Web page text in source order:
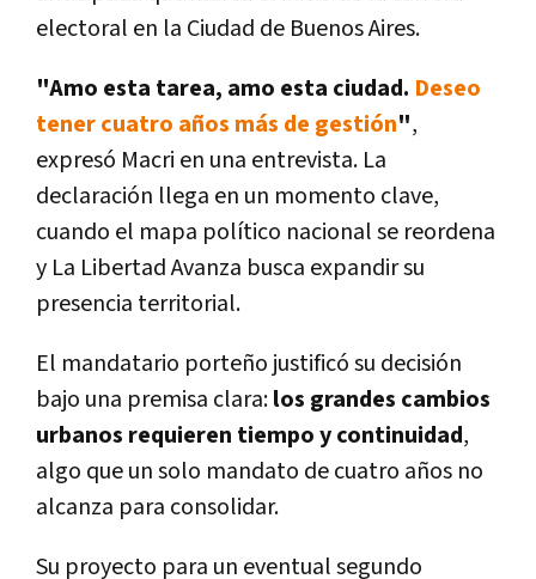
electoral en la Ciudad de Buenos Aires.
"Amo esta tarea, amo esta ciudad. Deseo
tener cuatro años más de gestión",
expresó Macri en una entrevista. La
declaración llega en un momento clave,
cuando el mapa político nacional se reordena
y La Libertad Avanza busca expandir su
presencia territorial.
El mandatario porteño justificó su decisión
bajo una premisa clara:los grandes cambios
urbanos requieren tiempo y continuidad,
algo que un solo mandato de cuatro años no
alcanza para consolidar.
Su proyecto para un eventual segundo